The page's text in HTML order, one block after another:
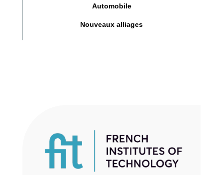
Automobile
Nouveaux alliages